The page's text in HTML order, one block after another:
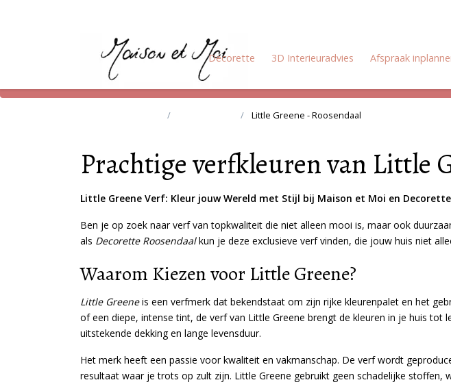
Decorette 3D Interieuradvies Afspraak
Little Greene - Roosendaal
Prachtige verfkleuren van Little
Little Greene Verf: Kleur jouw Wereld met Stijl bij Maison et Moi en
Ben je op zoek naar verf van topkwaliteit die niet alleen mooi is, maar ook
als Decorette Roosendaalkun je deze exclusieve verf vinden, die jouw huis niet
Waarom Kiezen voor Little Greene?
Little Greeneis een verfmerk dat bekendstaat om zijn rijke kleurenpalet en het
of een diepe, intense tint, de verf van Little Greene brengt de kleuren in je huis
uitstekende dekking en lange levensduur.
Het merk heeft een passie voor kwaliteit en vakmanschap. De verf wordt
resultaat waar je trots op zult zijn. Little Greene gebruikt geen schadelijke